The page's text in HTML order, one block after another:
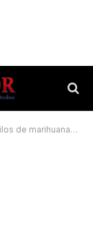
marihuana en Itatí